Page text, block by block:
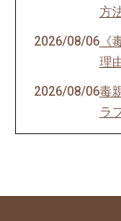
方
2026/08/06《
理
2026/08/06毒
ラ
2026/07/29最